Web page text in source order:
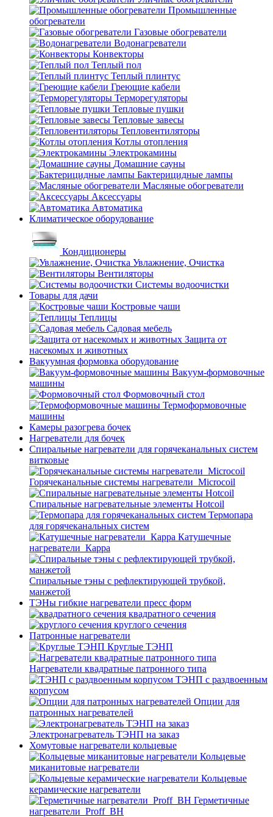
Промышленные
обогреватели
Газовые обогреватели
Водонагреватели
Конвекторы
Теплый пол
Теплый плинтус
Греющие кабели
Терморегуляторы
Тепловые пушки
Тепловые завесы
Тепловентиляторы
Котлы отопления
Электрокамины
Домашние сауны
Бактерицидные лампы
Масляные обогреватели
Аксессуары
Автоматика
Климатическое оборудование
Кондиционеры
Увлажнение, Очистка
Вентиляторы
Системы водоочистки
Товары для дачи
Костровые чаши
Теплицы
Садовая мебель
Защита от
насекомых и животных
Вакуумная формовка оборудование
Вакуум-формовочные
машины
Формовочный стол
Термоформовочные
машины
Камеры разогрева бочек
Нагреватели для бочек
Спиральные нагреватели для горячеканальных систем
витковые
Горячеканальные системы нагреватели_Microcoil
Спиральные нагревательные элементы Hotcoil
Термопара
для горячеканальных систем
Катушечные
нагреватели_Карра
Спиральные тэны с рефлектирующей трубкой,
манжетой
ТЭНы гибкие нагреватели пресс форм
квадратного сечения
круглого сечения
Патронные нагреватели
Круглые ТЭНП
Нагреватели квадратные патронного типа
ТЭНП с раздвоенным
корпусом
Опции для
патронных нагревателей
Электронагреватель ТЭНП на заказ
Хомутовые нагреватели кольцевые
Кольцевые
миканитовые нагреватели
Кольцевые
керамические нагреватели
Герметичные
нагреватели_Proff_BH